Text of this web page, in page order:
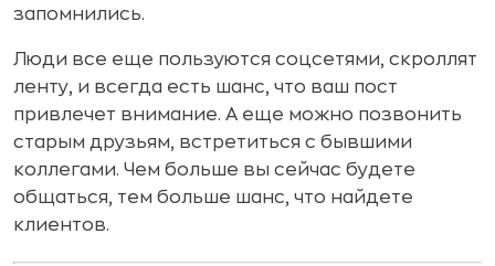
запомнились.
Люди все еще пользуются соцсетями, скроллят
ленту, и всегда есть шанс, что ваш пост
привлечет внимание. А еще можно позвонить
старым друзьям, встретиться с бывшими
коллегами. Чем больше вы сейчас будете
общаться, тем больше шанс, что найдете
клиентов.